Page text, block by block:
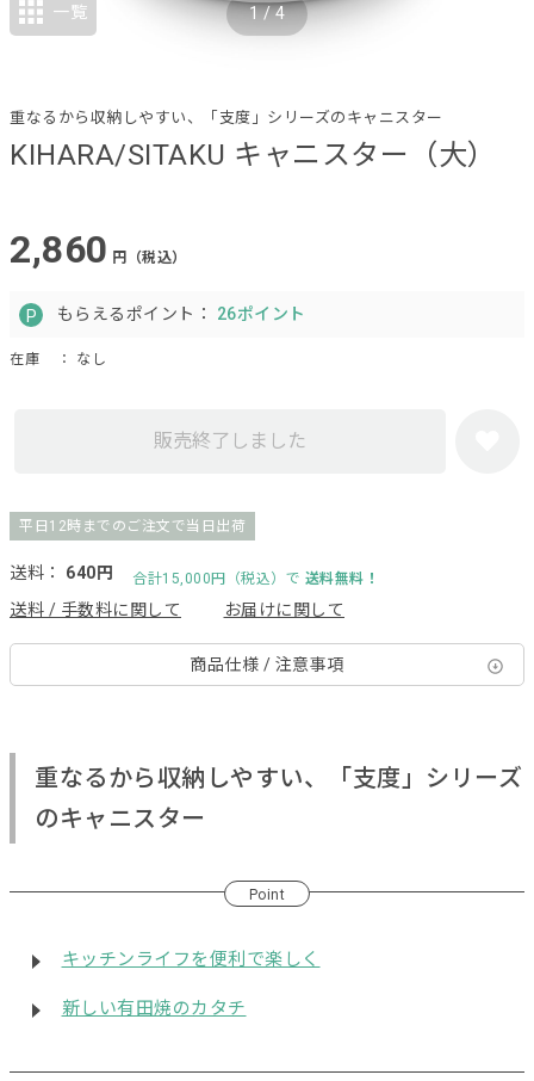
KIHARA/SITAKU キャニスター（大）
重なるから収納しやすい、「支度」シリーズのキャニスター
2,860 円（税込）
もらえるポイント： 26ポイント
在庫 ： なし
販売終了しました
平日12時までのご注文で当日出荷
送料： 640円 合計15,000円（税込）で 送料無料！
送料 / 手数料に関して お届けに関して
商品仕様 / 注意事項
1/4
一覧
重なるから収納しやすい、「支度」シリーズ
のキャニスター
Point
キッチンライフを便利で楽しく
新しい有田焼のカタチ